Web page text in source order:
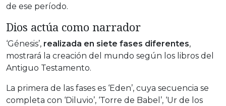
de ese período.
Dios actúa como narrador
‘Génesis’, realizada en siete fases diferentes,
mostrará la creación del mundo según los libros del
Antiguo Testamento.
La primera de las fases es ‘Eden’, cuya secuencia se
completa con ‘Diluvio’, ‘Torre de Babel’, ‘Ur de los